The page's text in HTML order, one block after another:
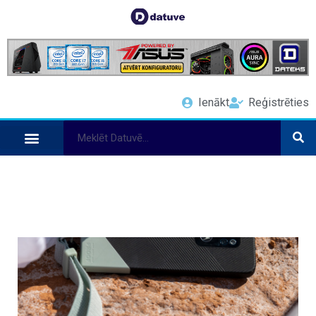
Ienākt Reģistrēties